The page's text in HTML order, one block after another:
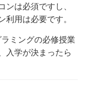
は必須ですし、
用は必要です。
ミングの必修授業
入学が決まったら